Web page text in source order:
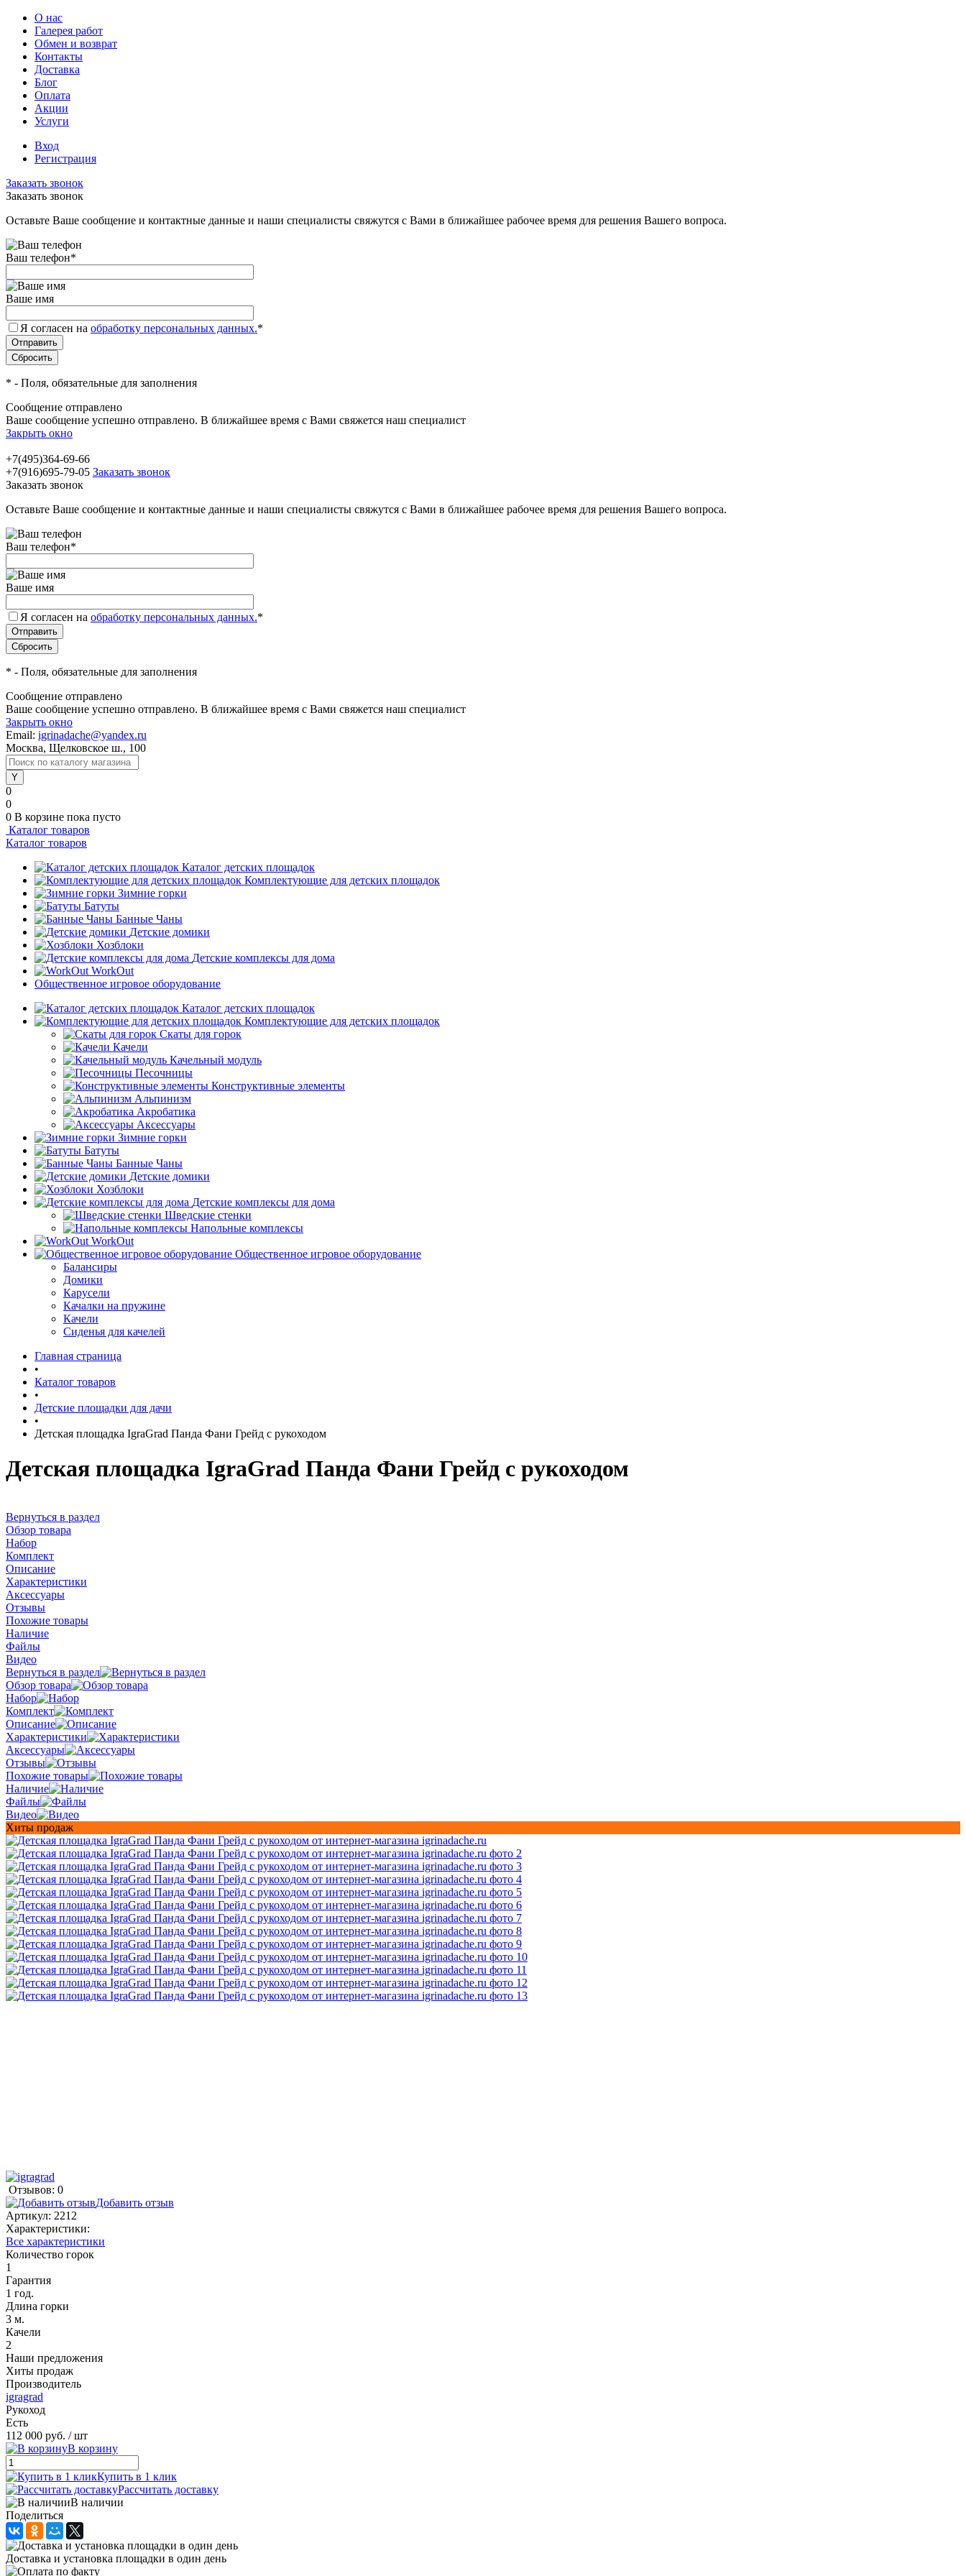
О нас
Галерея работ
Обмен и возврат
Контакты
Доставка
Блог
Оплата
Акции
Услуги
Вход
Регистрация
Заказать звонок
Заказать звонок
Оставьте Ваше сообщение и контактные данные и наши специалисты свяжутся с Вами в ближайшее рабочее время для решения Вашего вопроса.
Ваш телефон*
Ваше имя
Я согласен на обработку персональных данных.*
* - Поля, обязательные для заполнения
Сообщение отправлено
Ваше сообщение успешно отправлено. В ближайшее время с Вами свяжется наш специалист
Закрыть окно
+7(495)364-69-66
+7(916)695-79-05 Заказать звонок
Заказать звонок
Оставьте Ваше сообщение и контактные данные и наши специалисты свяжутся с Вами в ближайшее рабочее время для решения Вашего вопроса.
Ваш телефон*
Ваше имя
Я согласен на обработку персональных данных.*
* - Поля, обязательные для заполнения
Сообщение отправлено
Ваше сообщение успешно отправлено. В ближайшее время с Вами свяжется наш специалист
Закрыть окно
Email: igrinadache@yandex.ru
Москва, Щелковское ш., 100
0
0
0 В корзине пока пусто
Каталог товаров
Каталог товаров
Каталог детских площадок
Комплектующие для детских площадок
Зимние горки
Батуты
Банные Чаны
Детские домики
Хозблоки
Детские комплексы для дома
WorkOut
Общественное игровое оборудование
Каталог детских площадок
Комплектующие для детских площадок
Скаты для горок
Качели
Качельный модуль
Песочницы
Конструктивные элементы
Альпинизм
Акробатика
Аксессуары
Зимние горки
Батуты
Банные Чаны
Детские домики
Хозблоки
Детские комплексы для дома
Шведские стенки
Напольные комплексы
WorkOut
Общественное игровое оборудование
Балансиры
Домики
Карусели
Качалки на пружине
Качели
Сиденья для качелей
Главная страница
•
Каталог товаров
•
Детские площадки для дачи
•
Детская площадка IgraGrad Панда Фани Грейд с рукоходом
Детская площадка IgraGrad Панда Фани Грейд с рукоходом
Вернуться в раздел
Обзор товара
Набор
Комплект
Описание
Характеристики
Аксессуары
Отзывы
Похожие товары
Наличие
Файлы
Видео
Вернуться в раздел
Обзор товара
Набор
Комплект
Описание
Характеристики
Аксессуары
Отзывы
Похожие товары
Наличие
Файлы
Видео
Хиты продаж
Отзывов: 0
Добавить отзыв
Артикул: 2212
Характеристики:
Все характеристики
Количество горок
1
Гарантия
1 год.
Длина горки
3 м.
Качели
2
Наши предложения
Хиты продаж
Производитель
igragrad
Рукоход
Есть
112 000 руб. / шт
В корзину
Купить в 1 клик
Рассчитать доставку
В наличии
Поделиться
Доставка и установка площадки в один день